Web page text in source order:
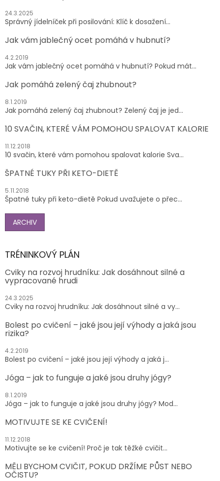
24.3.2025
Správný jídelníček při posilování: Klíč k dosažení...
Jak vám jablečný ocet pomáhá v hubnutí?
4.2.2019
Jak vám jablečný ocet pomáhá v hubnutí? Pokud mát...
Jak pomáhá zelený čaj zhubnout?
8.1.2019
Jak pomáhá zelený čaj zhubnout? Zelený čaj je jed...
10 SVAČIN, KTERÉ VÁM POMOHOU SPALOVAT KALORIE
11.12.2018
10 svačin, které vám pomohou spalovat kalorie Sva...
ŠPATNÉ TUKY PŘI KETO-DIETĚ
5.11.2018
Špatné tuky při keto-dietě Pokud uvažujete o přec...
ARCHIV
TRÉNINKOVÝ PLÁN
Cviky na rozvoj hrudníku: Jak dosáhnout silné a
vypracované hrudi
24.3.2025
Cviky na rozvoj hrudníku: Jak dosáhnout silné a vy...
Bolest po cvičení – jaké jsou její výhody a jaká jsou
rizika?
4.2.2019
Bolest po cvičení – jaké jsou její výhody a jaká j...
Jóga – jak to funguje a jaké jsou druhy jógy?
8.1.2019
Jóga – jak to funguje a jaké jsou druhy jógy? Mod...
MOTIVUJTE SE KE CVIČENÍ!
11.12.2018
Motivujte se ke cvičení! Proč je tak těžké cvičit...
MĚLI BYCHOM CVIČIT, POKUD DRŽÍME PŮST NEBO
OČISTU?